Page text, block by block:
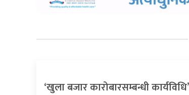
‘खुला बजार कारोबारसम्बन्धी